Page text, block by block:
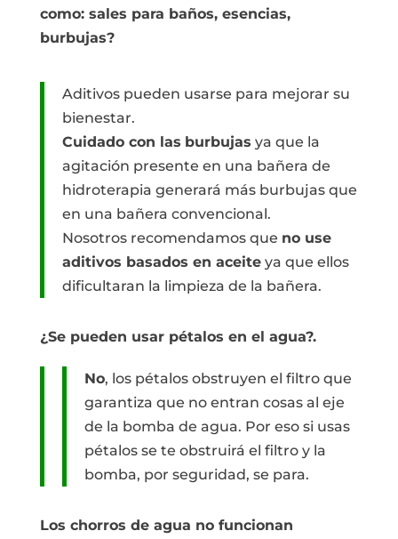
como: sales para baños, esencias,
burbujas?
Aditivos pueden usarse para mejorar su
bienestar.
Cuidado con las burbujas ya que la
agitación presente en una bañera de
hidroterapia generará más burbujas que
en una bañera convencional.
Nosotros recomendamos que no use
aditivos basados en aceiteya que ellos
dificultaran la limpieza de la bañera.
¿Se pueden usar pétalos en el agua?.
No, los pétalos obstruyen el filtro que
garantiza que no entran cosas al eje
de la bomba de agua. Por eso si usas
pétalos se te obstruirá el filtro y la
bomba, por seguridad, se para.
Los chorros de agua no funcionan